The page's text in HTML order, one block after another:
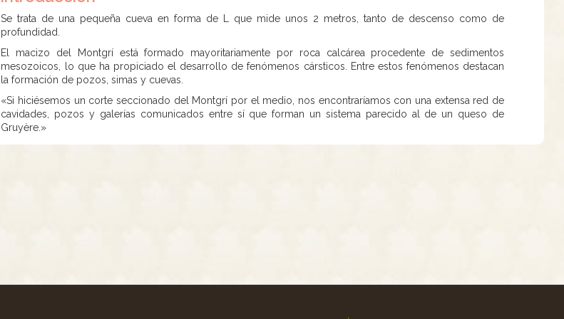
Se trata de una pequeña cueva en forma de L que mide unos 2 metros, tanto de descenso como de
profundidad.
El macizo del Montgrí está formado mayoritariamente por roca calcárea procedente de sedimentos
mesozoicos, lo que ha propiciado el desarrollo de fenómenos cársticos. Entre estos fenómenos destacan
la formación de pozos, simas y cuevas.
«Si hiciésemos un corte seccionado del Montgrí por el medio, nos encontraríamos con una extensa red de
cavidades, pozos y galerías comunicados entre sí que forman un sistema parecido al de un queso de
Gruyère.»